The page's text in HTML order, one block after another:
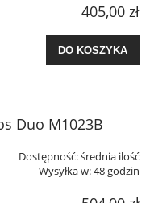
405,00 zł
DO KOSZYKA
Duo M1023B
Dostępność:średnia ilość
Wysyłka w:48 godzin